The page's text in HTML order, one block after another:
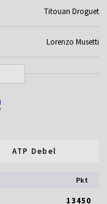
Titouan Droguet
Lorenzo Musetti
ATP Debel
Pkt
13450